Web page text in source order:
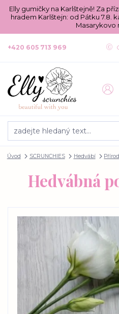
Elly gumičky na Karlštejně! Za
hradem Karlštejn: od Pátku 7.8.
Masarykovo
+420 605 713 969
Úvod SCRUNCHIES Hedvábí
Hedvábná